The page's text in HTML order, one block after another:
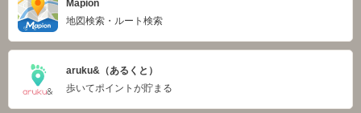
Mapion
地図検索・ルート検索
aruku&（あるくと）
歩いてポイントが貯まる